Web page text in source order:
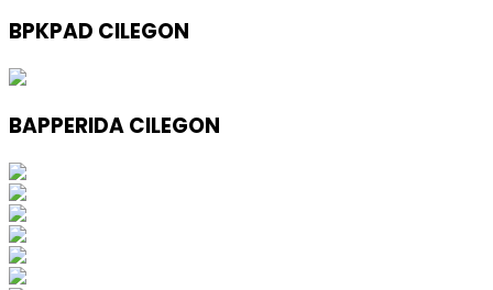
BPKPAD CILEGON
BAPPERIDA CILEGON